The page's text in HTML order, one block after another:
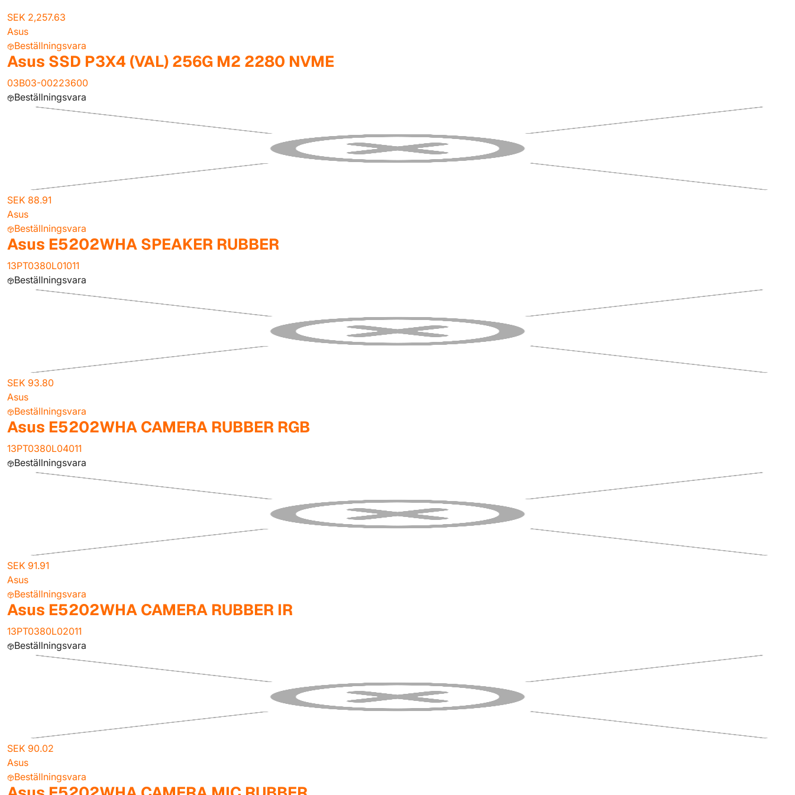
SEK 2,257.63
Asus
Beställningsvara
Asus SSD P3X4 (VAL) 256G M2 2280 NVME
03B03-00223600
Beställningsvara
SEK 88.91
Asus
Beställningsvara
Asus E5202WHA SPEAKER RUBBER
13PT0380L01011
Beställningsvara
SEK 93.80
Asus
Beställningsvara
Asus E5202WHA CAMERA RUBBER RGB
13PT0380L04011
Beställningsvara
SEK 91.91
Asus
Beställningsvara
Asus E5202WHA CAMERA RUBBER IR
13PT0380L02011
Beställningsvara
SEK 90.02
Asus
Beställningsvara